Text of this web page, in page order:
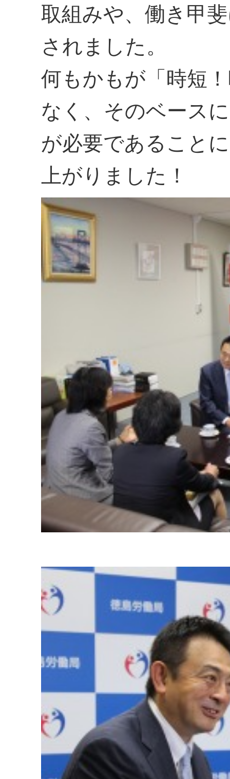
取組みや、働き甲
されました。
何もかもが「時短
なく、そのベース
が必要であること
上がりました！